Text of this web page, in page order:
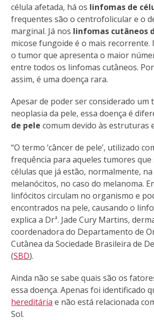
célula afetada, há os linfomas de
frequentes são o centrofolicular e o
marginal. Já nos linfomas cutâneos
micose fungoide é o mais recorrente.
o tumor que apresenta o maior
entre todos os linfomas cutâneos.
assim, é uma doença rara.
Apesar de poder ser considerado um
neoplasia da pele, essa doença é
de pelecomum devido às estruturas
“O termo ‘câncer de pele’, utilizado
frequência para aqueles tumores
células que já estão, normalmente, na
melanócitos, no caso do melanoma.
linfócitos circulam no organismo e
encontrados na pele, causando o
explica a Drª. Jade Cury Martins,
coordenadora do Departamento de
Cutânea da Sociedade Brasileira de
(SBD).
Ainda não se sabe quais são os
essa doença. Apenas foi identificado
hereditária e não está relacionada
Sol.